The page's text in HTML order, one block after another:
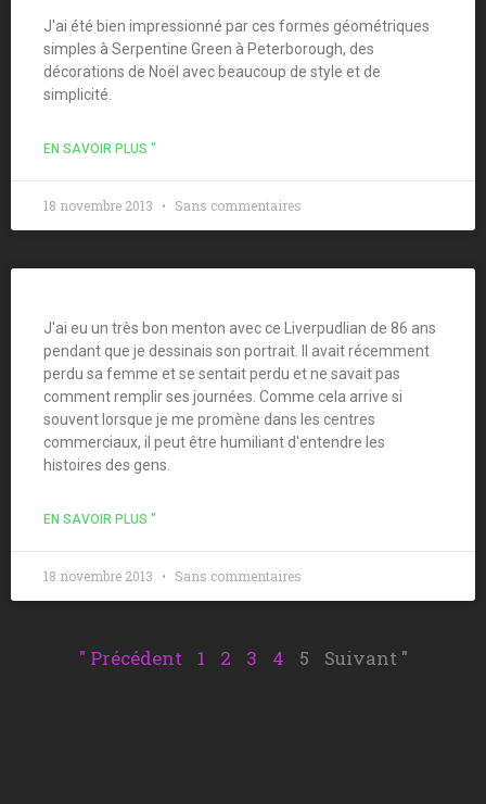
J'ai été bien impressionné par ces formes géométriques
simples à Serpentine Green à Peterborough, des
décorations de Noël avec beaucoup de style et de
simplicité.
EN SAVOIR PLUS "
18 novembre 2013 Sans commentaires
J'ai eu un très bon menton avec ce Liverpudlian de 86 ans
pendant que je dessinais son portrait. Il avait récemment
perdu sa femme et se sentait perdu et ne savait pas
comment remplir ses journées. Comme cela arrive si
souvent lorsque je me promène dans les centres
commerciaux, il peut être humiliant d'entendre les
histoires des gens.
EN SAVOIR PLUS "
18 novembre 2013 Sans commentaires
" Précédent 1 2 3 4 5 Suivant "